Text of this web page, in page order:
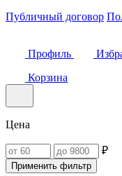
Публичный договор
Профиль
Корзина
Цена
₽
Применить фильтр